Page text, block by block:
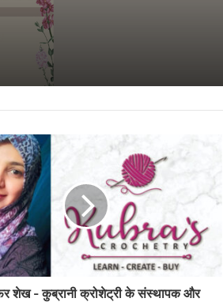
सूरत में हाई लाइफ एग्जिबिशनः यर-एंड फैशन और
लग्जरी का ग्रैंड शोकेस २ और ३ दिसंबर को होटल
सूरत मैरियट में आयोजित होगा
भारत की सबसे बड़ी फैशन प्रदर्शनी कंपनी हाईलाइफ
किया जाएगा
हाई लाइफ़ प्रदर्शनी ६ और ७ अक्तूबर को होटल
सूरत मैरियट में आयोजित होगा
हाई लाइफ़ एग्ज़िबिशन ११ और १२ सितंबर को होटल
सूरत मैरियट में आयोजित होगा
शेख - कुब्रानी क्रोशेट्री के संस्थापक और